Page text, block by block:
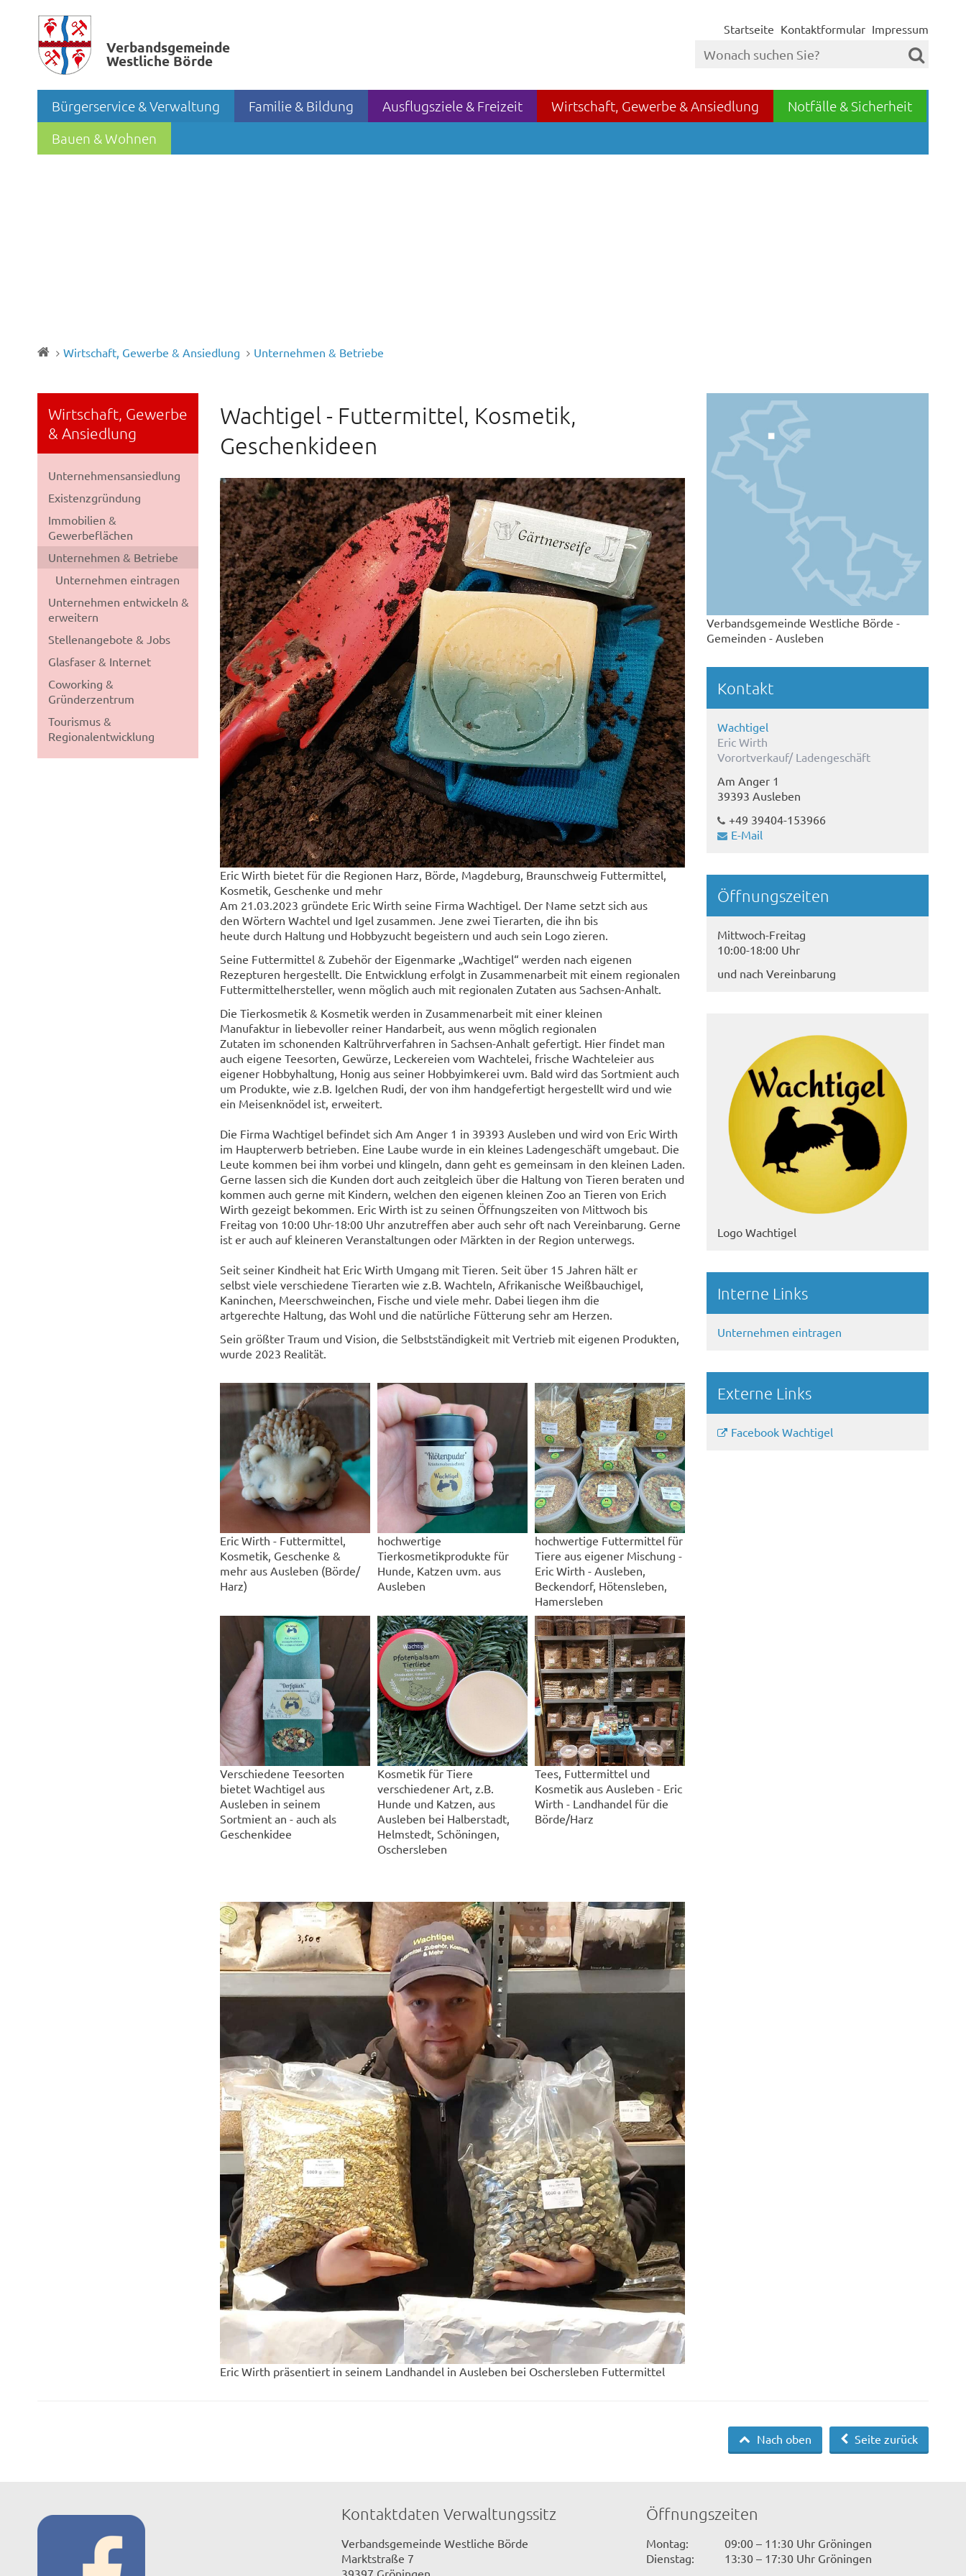
Verbands­gemeinde
Westliche Börde
Startseite Kontaktformular Impressum
Bürgerservice & Verwaltung Familie & Bildung Ausflugsziele & Freizeit Wirtschaft, Gewerbe & Ansiedlung
Notfälle & Sicherheit
Bauen & Wohnen
Wirtschaft, Gewerbe & Ansiedlung Unternehmen & Betriebe
Wirtschaft, Gewerbe
& Ansiedlung
Unternehmensansiedlung
Existenzgründung
Immobilien &
Gewerbeflächen
Unternehmen & Betriebe
Unternehmen eintragen
Unternehmen entwickeln &
erweitern
Stellenangebote & Jobs
Glasfaser & Internet
Coworking &
Gründerzentrum
Tourismus &
Regionalentwicklung
Wachtigel - Futtermittel, Kosmetik,
Geschenkideen
Eric Wirth bietet für die Regionen Harz, Börde, Magdeburg, Braunschweig Futtermittel,
Kosmetik, Geschenke und mehr
Am 21.03.2023 gründete Eric Wirth seine Firma Wachtigel. Der Name setzt sich aus
den Wörtern Wachtel und Igel zusammen. Jene zwei Tierarten, die ihn bis
heute durch Haltung und Hobbyzucht begeistern und auch sein Logo zieren.
Seine Futtermittel & Zubehör der Eigenmarke „Wachtigel“ werden nach eigenen
Rezepturen hergestellt. Die Entwicklung erfolgt in Zusammenarbeit mit einem regionalen
Futtermittelhersteller, wenn möglich auch mit regionalen Zutaten aus Sachsen-Anhalt.
Die Tierkosmetik & Kosmetik werden in Zusammenarbeit mit einer kleinen
Manufaktur in liebevoller reiner Handarbeit, aus wenn möglich regionalen
Zutaten im schonenden Kaltrührverfahren in Sachsen-Anhalt gefertigt. Hier findet man
auch eigene Teesorten, Gewürze, Leckereien vom Wachtelei, frische Wachteleier aus
eigener Hobbyhaltung, Honig aus seiner Hobbyimkerei uvm. Bald wird das Sortmient auch
um Produkte, wie z.B. Igelchen Rudi, der von ihm handgefertigt hergestellt wird und wie
ein Meisenknödel ist, erweitert.
Die Firma Wachtigel befindet sich Am Anger 1 in 39393 Ausleben und wird von Eric Wirth
im Haupterwerb betrieben. Eine Laube wurde in ein kleines Ladengeschäft umgebaut. Die
Leute kommen bei ihm vorbei und klingeln, dann geht es gemeinsam in den kleinen Laden.
Gerne lassen sich die Kunden dort auch zeitgleich über die Haltung von Tieren beraten und
kommen auch gerne mit Kindern, welchen den eigenen kleinen Zoo an Tieren von Erich
Wirth gezeigt bekommen. Eric Wirth ist zu seinen Öffnungszeiten von Mittwoch bis
Freitag von 10:00 Uhr-18:00 Uhr anzutreffen aber auch sehr oft nach Vereinbarung. Gerne
ist er auch auf kleineren Veranstaltungen oder Märkten in der Region unterwegs.
Seit seiner Kindheit hat Eric Wirth Umgang mit Tieren. Seit über 15 Jahren hält er
selbst viele verschiedene Tierarten wie z.B. Wachteln, Afrikanische Weißbauchigel,
Kaninchen, Meerschweinchen, Fische und viele mehr. Dabei liegen ihm die
artgerechte Haltung, das Wohl und die natürliche Fütterung sehr am Herzen.
Sein größter Traum und Vision, die Selbstständigkeit mit Vertrieb mit eigenen Produkten,
wurde 2023 Realität.
Eric Wirth - Futtermittel,
Kosmetik, Geschenke &
mehr aus Ausleben (Börde/
Harz)
hochwertige
Tierkosmetikprodukte für
Hunde, Katzen uvm. aus
Ausleben
hochwertige Futtermittel für
Tiere aus eigener Mischung -
Eric Wirth - Ausleben,
Beckendorf, Hötensleben,
Hamersleben
Verschiedene Teesorten
bietet Wachtigel aus
Ausleben in seinem
Sortmient an - auch als
Geschenkidee
Kosmetik für Tiere
verschiedener Art, z.B.
Hunde und Katzen, aus
Ausleben bei Halberstadt,
Helmstedt, Schöningen,
Oschersleben
Tees, Futtermittel und
Kosmetik aus Ausleben - Eric
Wirth - Landhandel für die
Börde/Harz
Eric Wirth präsentiert in seinem Landhandel in Ausleben bei Oschersleben Futtermittel
Verbandsgemeinde Westliche Börde -
Gemeinden - Ausleben
Kontakt
Wachtigel
Eric Wirth
Vorortverkauf/ Ladengeschäft
Am Anger 1
39393 Ausleben
+49 39404-153966
E-Mail
Öffnungszeiten
Mittwoch-Freitag
10:00-18:00 Uhr
und nach Vereinbarung
Logo Wachtigel
Interne Links
Unternehmen eintragen
Externe Links
Facebook Wachtigel
Seite zurück
Nach oben
Kontaktdaten Verwaltungssitz
Verbandsgemeinde Westliche Börde
Marktstraße 7
39397 Gröningen
Öffnungszeiten
Montag:
09:00 – 11:30 Uhr Gröningen
Dienstag:
13:30 – 17:30 Uhr Gröningen